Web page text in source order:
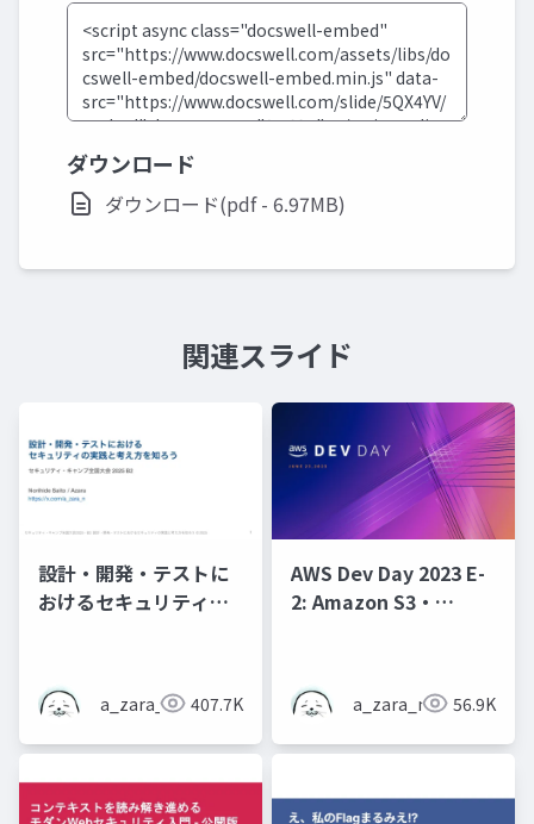
ダウンロード
ダウンロード(pdf - 6.97MB)
関連スライド
設計・開発・テストに
おけるセキュリティの
a_zara_n 407.7K
AWS Dev Day 2023 E-
2: Amazon S3・
パターンで学ぶセキュ
リティ・バイ・デザイ
ン
a_zara_n 56.9K